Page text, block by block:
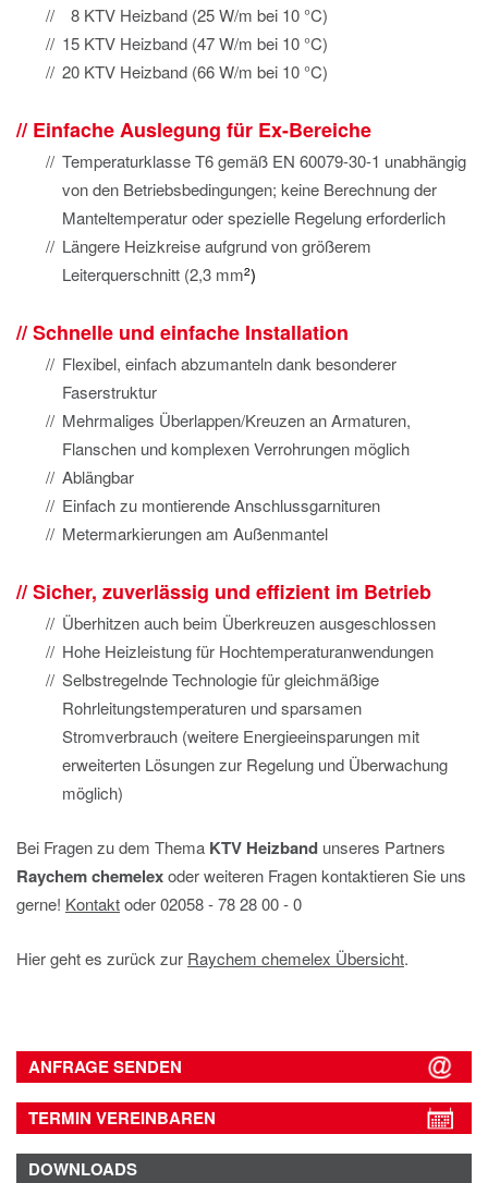
8 KTV Heizband (25 W/m bei 10 °C)
15 KTV Heizband (47 W/m bei 10 °C)
20 KTV Heizband (66 W/m bei 10 °C)
Einfache Auslegung für Ex-Bereiche
Temperaturklasse T6 gemäß EN 60079-30-1 unabhängig
von den Betriebsbedingungen; keine Berechnung der
Manteltemperatur oder spezielle Regelung erforderlich
Längere Heizkreise aufgrund von größerem
Leiterquerschnitt (2,3 mm2)
Schnelle und einfache Installation
Flexibel, einfach abzumanteln dank besonderer
Faserstruktur
Mehrmaliges Überlappen/Kreuzen an Armaturen,
Flanschen und komplexen Verrohrungen möglich
Ablängbar
Einfach zu montierende Anschlussgarnituren
Metermarkierungen am Außenmantel
Sicher, zuverlässig und effizient im Betrieb
Überhitzen auch beim Überkreuzen ausgeschlossen
Hohe Heizleistung für Hochtemperaturanwendungen
Selbstregelnde Technologie für gleichmäßige
Rohrleitungstemperaturen und sparsamen
Stromverbrauch (weitere Energieeinsparungen mit
erweiterten Lösungen zur Regelung und Überwachung
möglich)
Bei Fragen zu dem Thema KTV Heizband unseres Partners
Raychem chemelexoder weiteren Fragen kontaktieren Sie uns
gerne! Kontaktoder 02058 ‐ 78 28 00 ‐ 0
Hier geht es zurück zur Raychem chemelex Übersicht.
ANFRAGE SENDEN
TERMIN VEREINBAREN
DOWNLOADS